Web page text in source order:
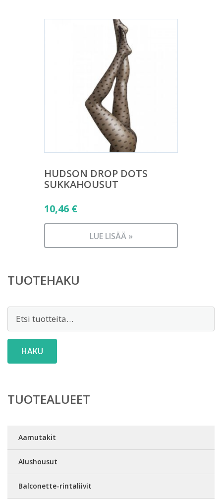
HUDSON DROP DOTS
SUKKAHOUSUT
10,46 €
LUE LISÄÄ »
TUOTEHAKU
Etsi:
HAKU
TUOTEALUEET
Aamutakit
Alushousut
Balconette-rintaliivit